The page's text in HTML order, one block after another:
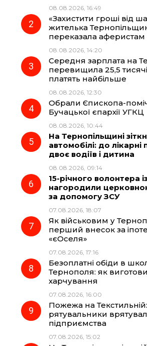
o
k
r
a
m
08.08.2026, 16:49
«Захистити гроші від
жителька
переказала аферистам
08.08.2026, 14:20
Середня зарплата на
перевищила 25,5
платять найбільше
08.08.2026, 12:30
Обрали Єпископа-
Бучацької єпархії УГКЦ
08.08.2026, 10:44
На Тернопільщині
автомобілі: до
двоє водіїв і дитина
08.08.2026, 09:14
15-річного волонтера
нагородили
за допомогу ЗСУ
07.08.2026, 18:07
Як військовим у
перший внесок за
«єОселя»
07.08.2026, 17:16
Безоплатні обіди в
Тернополя: як
харчування
07.08.2026, 16:00
Пожежа на Текстильній:
рятувальники
підприємства
07.08.2026, 15:02